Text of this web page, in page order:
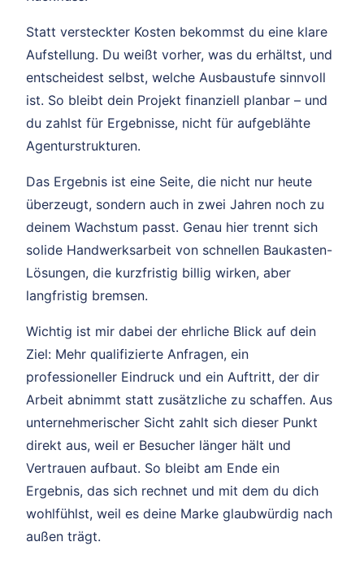
Statt versteckter Kosten bekommst du eine klare
Aufstellung. Du weißt vorher, was du erhältst, und
entscheidest selbst, welche Ausbaustufe sinnvoll
ist. So bleibt dein Projekt finanziell planbar – und
du zahlst für Ergebnisse, nicht für aufgeblähte
Agenturstrukturen.
Das Ergebnis ist eine Seite, die nicht nur heute
überzeugt, sondern auch in zwei Jahren noch zu
deinem Wachstum passt. Genau hier trennt sich
solide Handwerksarbeit von schnellen Baukasten-
Lösungen, die kurzfristig billig wirken, aber
langfristig bremsen.
Wichtig ist mir dabei der ehrliche Blick auf dein
Ziel: Mehr qualifizierte Anfragen, ein
professioneller Eindruck und ein Auftritt, der dir
Arbeit abnimmt statt zusätzliche zu schaffen. Aus
unternehmerischer Sicht zahlt sich dieser Punkt
direkt aus, weil er Besucher länger hält und
Vertrauen aufbaut. So bleibt am Ende ein
Ergebnis, das sich rechnet und mit dem du dich
wohlfühlst, weil es deine Marke glaubwürdig nach
außen trägt.